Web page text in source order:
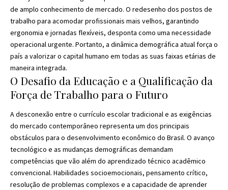
de amplo conhecimento de mercado. O redesenho dos postos de
trabalho para acomodar profissionais mais velhos, garantindo
ergonomia e jornadas flexíveis, desponta como uma necessidade
operacional urgente. Portanto, a dinâmica demográfica atual força o
país a valorizar o capital humano em todas as suas faixas etárias de
maneira integrada.
O Desafio da Educação e a Qualificação da
Força de Trabalho para o Futuro
A desconexão entre o currículo escolar tradicional e as exigências
do mercado contemporâneo representa um dos principais
obstáculos para o desenvolvimento econômico do Brasil. O avanço
tecnológico e as mudanças demográficas demandam
competências que vão além do aprendizado técnico acadêmico
convencional. Habilidades socioemocionais, pensamento crítico,
resolução de problemas complexos e a capacidade de aprender